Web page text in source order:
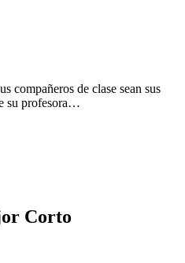
compañeros de clase sean sus
su profesora…
Corto